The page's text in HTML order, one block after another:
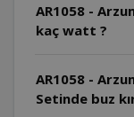
AR1058 -
kaç watt ?
AR1058 -
Setinde buz